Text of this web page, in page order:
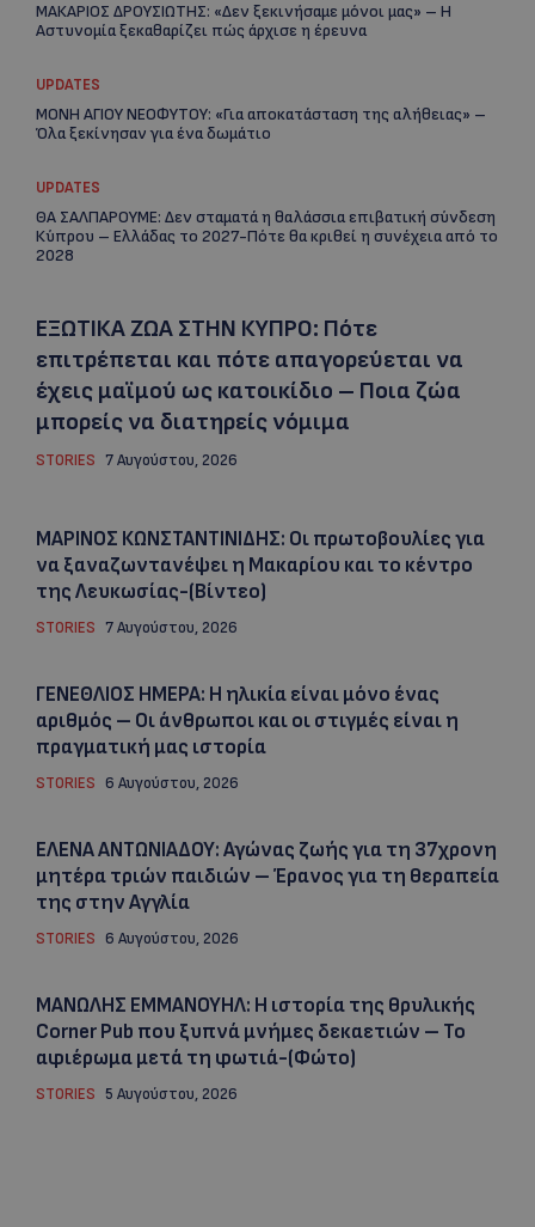
ΜΑΚΑΡΙΟΣ ΔΡΟΥΣΙΩΤΗΣ: «Δεν ξεκινήσαμε μόνοι μας» – Η
Αστυνομία ξεκαθαρίζει πώς άρχισε η έρευνα
UPDATES
ΜΟΝΗ ΑΓΙΟΥ ΝΕΟΦΥΤΟΥ: «Για αποκατάσταση της αλήθειας» –
Όλα ξεκίνησαν για ένα δωμάτιο
UPDATES
ΘΑ ΣΑΛΠΑΡΟΥΜΕ: Δεν σταματά η θαλάσσια επιβατική σύνδεση
Κύπρου – Ελλάδας το 2027-Πότε θα κριθεί η συνέχεια από το
2028
ΕΞΩΤΙΚΑ ΖΩΑ ΣΤΗΝ ΚΥΠΡΟ: Πότε
επιτρέπεται και πότε απαγορεύεται να
έχεις μαϊμού ως κατοικίδιο – Ποια ζώα
μπορείς να διατηρείς νόμιμα
STORIES 7 Αυγούστου, 2026
ΜΑΡΙΝΟΣ ΚΩΝΣΤΑΝΤΙΝΙΔΗΣ: Οι πρωτοβουλίες για
να ξαναζωντανέψει η Μακαρίου και το κέντρο
της Λευκωσίας-(Βίντεο)
STORIES 7 Αυγούστου, 2026
ΓΕΝΕΘΛΙΟΣ ΗΜΕΡΑ: Η ηλικία είναι μόνο ένας
αριθμός – Οι άνθρωποι και οι στιγμές είναι η
πραγματική μας ιστορία
STORIES 6 Αυγούστου, 2026
ΕΛΕΝΑ ΑΝΤΩΝΙΑΔΟΥ: Αγώνας ζωής για τη 37χρονη
μητέρα τριών παιδιών – Έρανος για τη θεραπεία
της στην Αγγλία
STORIES 6 Αυγούστου, 2026
ΜΑΝΩΛΗΣ ΕΜΜΑΝΟΥΗΛ: Η ιστορία της θρυλικής
Corner Pub που ξυπνά μνήμες δεκαετιών – Το
αφιέρωμα μετά τη φωτιά-(Φώτο)
STORIES 5 Αυγούστου, 2026